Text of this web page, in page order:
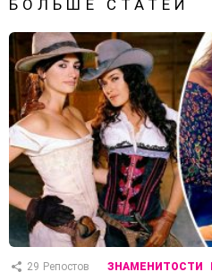
БОЛЬШЕ СТАТЕЙ
29 Репостов ЗНАМЕНИТОСТИ